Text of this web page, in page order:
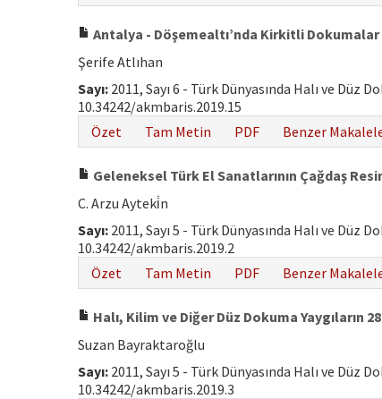
Antalya - Döşemealtı’nda Kirkitli Dokumalar
Şerife Atlıhan
Sayı: 2011, Sayı 6 - Türk Dünyasında Halı ve Düz
10.34242/akmbaris.2019.15
Özet Tam Metin PDF Benzer
Geleneksel Türk El Sanatlarının Çağdaş
C. Arzu Ayteki̇n
Sayı: 2011, Sayı 5 - Türk Dünyasında Halı ve Düz
10.34242/akmbaris.2019.2
Özet Tam Metin PDF Benzer
Halı, Kilim ve Diğer Düz Dokuma Yaygıların
Suzan Bayraktaroğlu
Sayı: 2011, Sayı 5 - Türk Dünyasında Halı ve Düz
10.34242/akmbaris.2019.3